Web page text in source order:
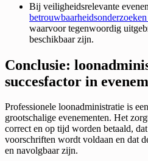
Bij veiligheidsrelevante
waarvoor tegenwoordig
beschikbaar zijn.
Conclusie:
succesfactor in
Professionele loonadministratie is
grootschalige evenementen. Het
correct en op tijd worden betaald,
voorschriften wordt voldaan en dat
en navolgbaar zijn.